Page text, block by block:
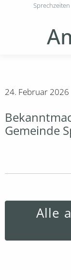
Sprechzeiten
24. Februar 2026
Gemeinde
Alle